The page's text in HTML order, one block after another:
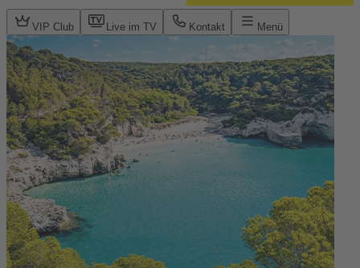
VIP Club Live im TV Kontakt Menü